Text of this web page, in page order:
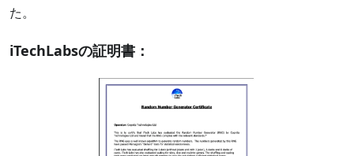
た。
iTechLabsの証明書：